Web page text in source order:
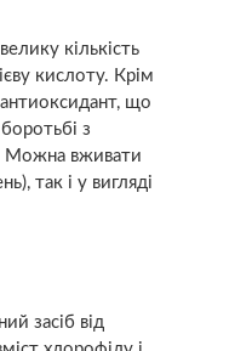
кількість
кислоту. Крім
що
з
Можна вживати
так і у вигляді
засіб від